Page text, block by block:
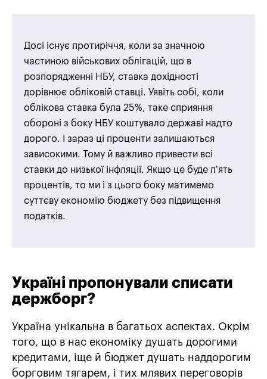
Досі існує протиріччя, коли за значною
частиною військових облігацій, що в
розпорядженні НБУ, ставка дохідності
дорівнює обліковій ставці. Уявіть собі, коли
облікова ставка була 25%, таке сприяння
обороні з боку НБУ коштувало державі надто
дорого. І зараз ці проценти залишаються
зависокими. Тому й важливо привести всі
ставки до низької інфляції. Якщо це буде п’ять
процентів, то ми і з цього боку матимемо
суттєву економію бюджету без підвищення
податків.
Україні пропонували списати
держборг?
Україна унікальна в багатьох аспектах. Окрім
того, що в нас економіку душать дорогими
кредитами, іще й бюджет душать наддорогим
борговим тягарем, і тих млявих переговорів